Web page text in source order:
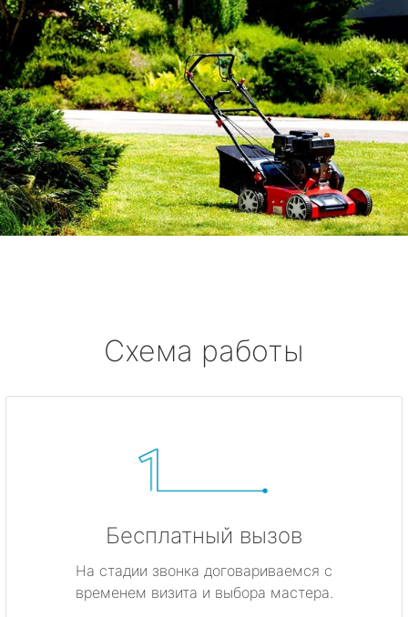
Схема работы
Бесплатный вызов
На стадии звонка договариваемся с
временем визита и выбора мастера.